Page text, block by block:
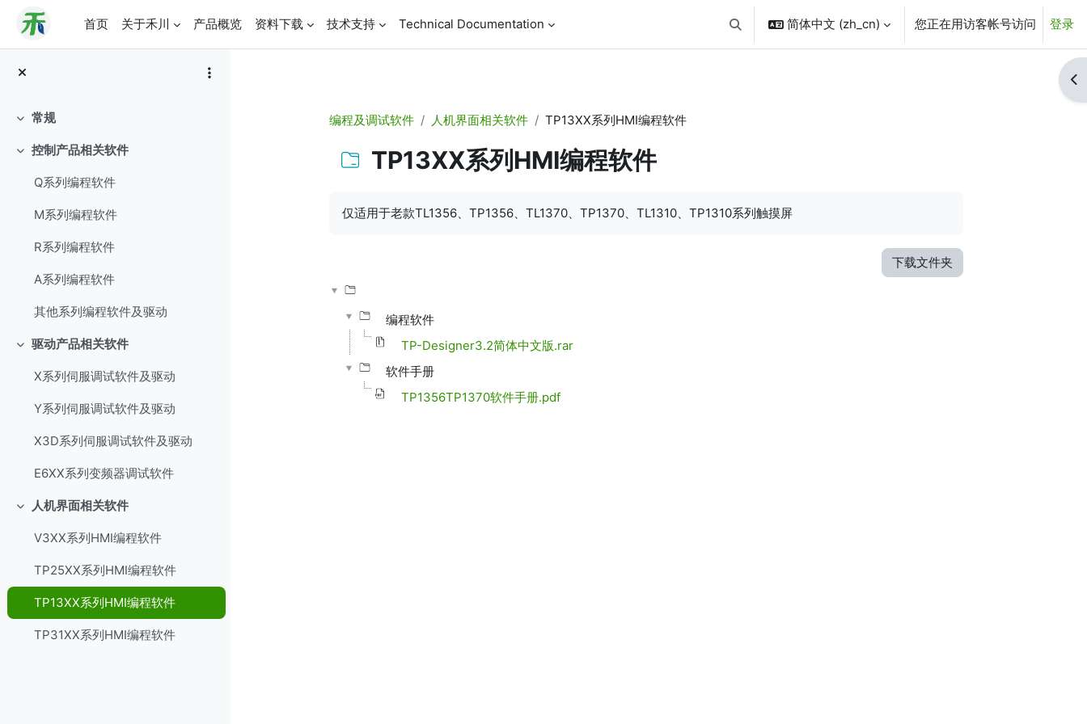
跳到主要内容
首页 关于禾川 产品概览 资料下载 技术支持 Technical Documentation 切换搜索输入简体中文 ‎(zh_cn)‎ 您正在用访客帐号访问 登录
折叠常规
折叠控制产品相关软件
Q系列编程软件
M系列编程软件
R系列编程软件
A系列编程软件
其他系列编程软件及驱动
折叠驱动产品相关软件
X系列伺服调试软件及驱动
Y系列伺服调试软件及驱动
X3D系列伺服调试软件及驱动
E6XX系列变频器调试软件
折叠人机界面相关软件
V3XX系列HMI编程软件
TP25XX系列HMI编程软件
TP13XX系列HMI编程软件
TP31XX系列HMI编程软件
打
编程及调试软件 人机界面相关软件 TP13XX系列HMI编程软件
TP13XX系列HMI编程软件
仅适用于老款TL1356、TP1356、TL1370、TP1370、TL1310、TP1310系列触摸屏
下载文件夹
编程软件
TP-Designer3.2简体中文版.rar
软件手册
TP1356TP1370软件手册.pdf